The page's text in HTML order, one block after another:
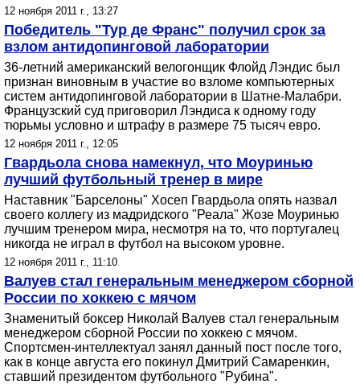
12 ноября 2011 г., 13:27
Победитель "Тур де Франс" получил срок за
взлом антидопинговой лаборатории
36-летний американский велогонщик Флойд Лэндис был
признан виновным в участие во взломе компьютерных
систем антидопинговой лаборатории в Шатне-Малабри.
Французский суд приговорил Лэндиса к одному году
тюрьмы условно и штрафу в размере 75 тысяч евро.
12 ноября 2011 г., 12:05
Гвардьола снова намекнул, что Моуринью
лучший футбольный тренер в мире
Наставник "Барселоны" Хосеп Гвардьола опять назвал
своего коллегу из мадридского "Реала" Жозе Моуринью
лучшим тренером мира, несмотря на то, что португалец
никогда не играл в футбол на высоком уровне.
12 ноября 2011 г., 11:10
Валуев стал генеральным менеджером сборной
России по хоккею с мячом
Знаменитый боксер Николай Валуев стал генеральным
менеджером сборной России по хоккею с мячом.
Спортсмен-интеллектуал занял данный пост после того,
как в конце августа его покинул Дмитрий Самаренкин,
ставший президентом футбольного "Рубина".